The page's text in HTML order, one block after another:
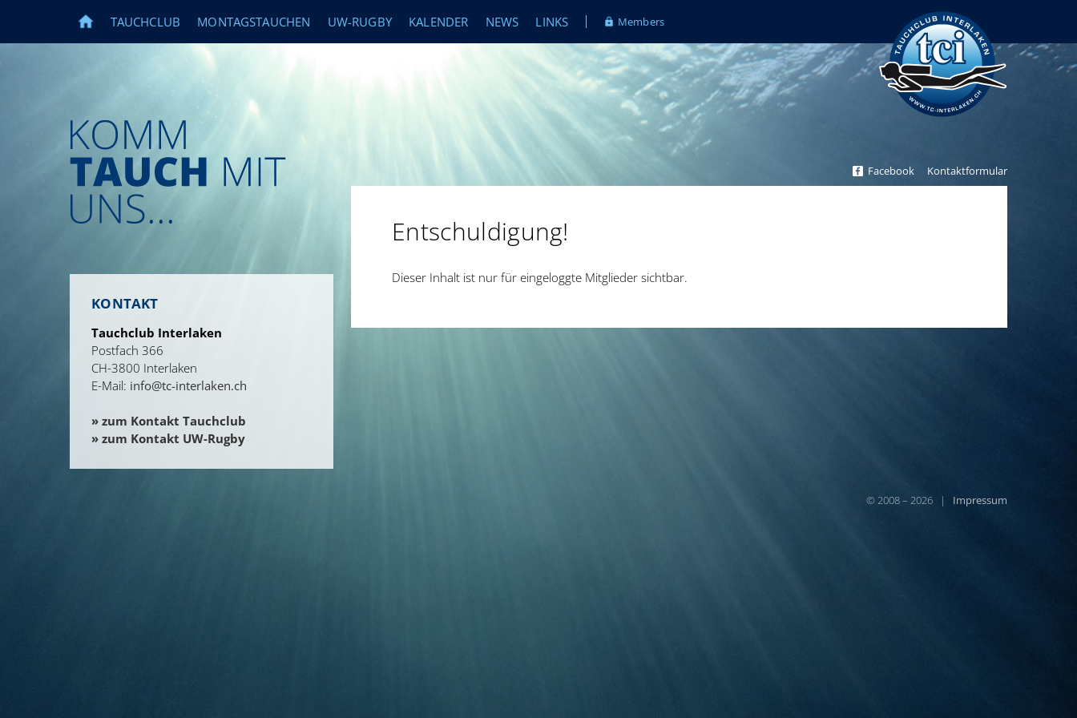
Tauchclub Interlaken
TAUCHCLUB MONTAGSTAUCHEN UW-RUGBY KALENDER NEWS LINKS Members
Facebook Kontaktformular
Entschuldigung!
Dieser Inhalt ist nur für eingeloggte Mitglieder sichtbar.
KONTAKT
Tauchclub Interlaken
Postfach 366
CH-3800 Interlaken
E-Mail: info@tc-interlaken.ch
» zum Kontakt Tauchclub
» zum Kontakt UW-Rugby
© 2008 – 2026 | Impressum